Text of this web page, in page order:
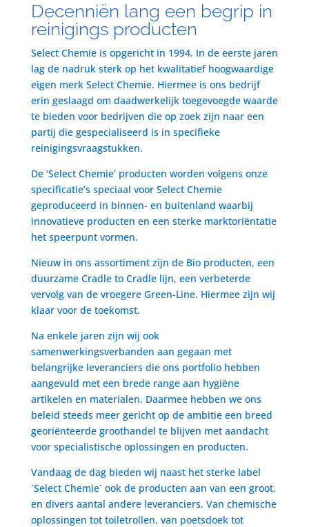
Decenniën lang een begrip in
reinigings producten
Select Chemie is opgericht in 1994. In de eerste jaren
lag de nadruk sterk op het kwalitatief hoogwaardige
eigen merk Select Chemie. Hiermee is ons bedrijf
erin geslaagd om daadwerkelijk toegevoegde waarde
te bieden voor bedrijven die op zoek zijn naar een
partij die gespecialiseerd is in specifieke
reinigingsvraagstukken.
De ‘Select Chemie’ producten worden volgens onze
specificatie’s speciaal voor Select Chemie
geproduceerd in binnen- en buitenland waarbij
innovatieve producten en een sterke marktoriëntatie
het speerpunt vormen.
Nieuw in ons assortiment zijn de Bio producten, een
duurzame Cradle to Cradle lijn, een verbeterde
vervolg van de vroegere Green-Line. Hiermee zijn wij
klaar voor de toekomst.
Na enkele jaren zijn wij ook
samenwerkingsverbanden aan gegaan met
belangrijke leveranciers die ons portfolio hebben
aangevuld met een brede range aan hygiëne
artikelen en materialen. Daarmee hebben we ons
beleid steeds meer gericht op de ambitie een breed
georiënteerde groothandel te blijven met aandacht
voor specialistische oplossingen en producten.
Vandaag de dag bieden wij naast het sterke label
´Select Chemie´ ook de producten aan van een groot,
en divers aantal andere leveranciers. Van chemische
oplossingen tot toiletrollen, van poetsdoek tot